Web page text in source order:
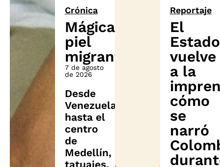
Crónica
Mágica
piel
migrante
7 de agosto
de 2026
Desde
Venezuela
hasta el
centro
de
Medellín,
tatuajes,
Reportaje
El
Estado
vuelve
a la
cómo
se
narró